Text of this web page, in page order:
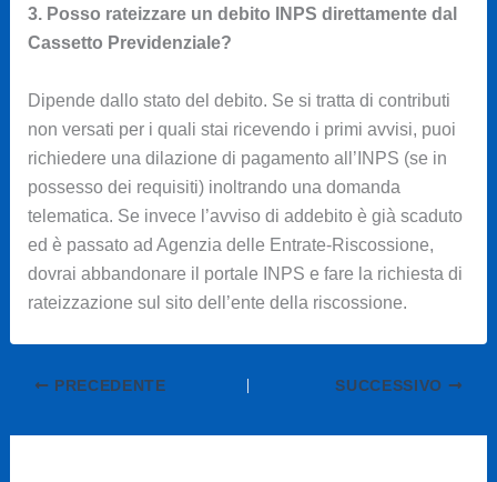
3. Posso rateizzare un debito INPS direttamente dal
Cassetto Previdenziale?
Dipende dallo stato del debito. Se si tratta di contributi
non versati per i quali stai ricevendo i primi avvisi, puoi
richiedere una dilazione di pagamento all’INPS (se in
possesso dei requisiti) inoltrando una domanda
telematica. Se invece l’avviso di addebito è già scaduto
ed è passato ad Agenzia delle Entrate-Riscossione,
dovrai abbandonare il portale INPS e fare la richiesta di
rateizzazione sul sito dell’ente della riscossione.
PRECEDENTE SUCCESSIVO